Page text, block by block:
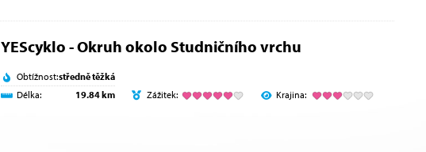
YEScyklo - Okruh okolo Studničního vrchu
Obtížnost:středně těžká
Délka:
19.84 km Zážitek: Krajina: